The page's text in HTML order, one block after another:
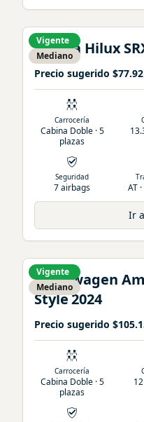
Vigente
Mediano
Toyota Hilux
Precio sugerido
Carrocería
Cabina Doble · 5
plazas
Seguridad
7 airbags AT
Ir
Vigente
Mediano
Volkswagen
Style2024
Precio sugerido
Carrocería
Cabina Doble · 5
plazas